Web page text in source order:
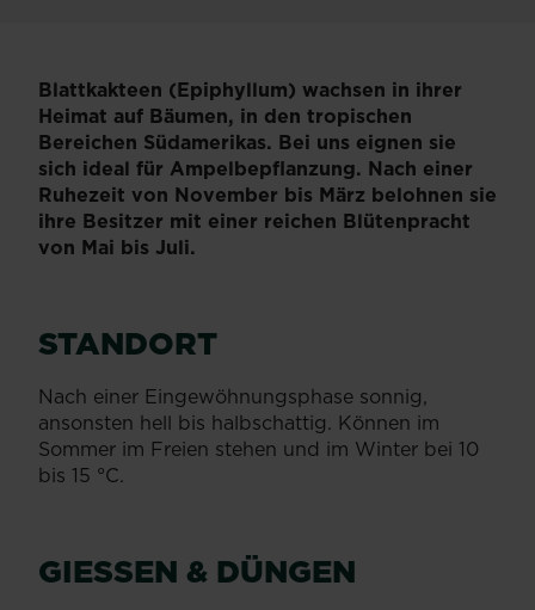
Blattkakteen (Epiphyllum) wachsen in ihrer
Heimat auf Bäumen, in den tropischen
Bereichen Südamerikas. Bei uns eignen sie
sich ideal für Ampelbepflanzung. Nach einer
Ruhezeit von November bis März belohnen sie
ihre Besitzer mit einer reichen Blütenpracht
von Mai bis Juli.
STANDORT
Nach einer Eingewöhnungsphase sonnig,
ansonsten hell bis halbschattig. Können im
Sommer im Freien stehen und im Winter bei 10
bis 15 °C.
GIESSEN & DÜNGEN